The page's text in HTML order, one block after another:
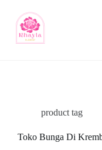
product tag
Toko Bunga Di